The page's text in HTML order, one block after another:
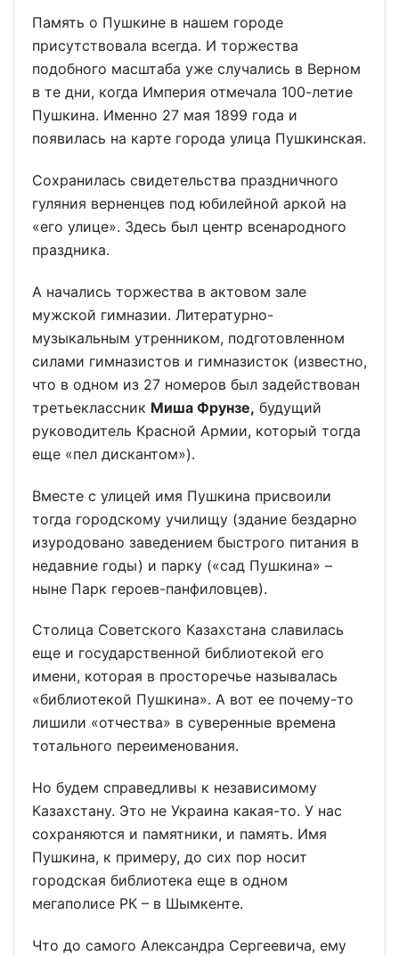
Память о Пушкине в нашем городе
присутствовала всегда. И торжества
подобного масштаба уже случались в Верном
в те дни, когда Империя отмечала 100-летие
Пушкина. Именно 27 мая 1899 года и
появилась на карте города улица Пушкинская.
Сохранилась свидетельства праздничного
гуляния верненцев под юбилейной аркой на
«его улице». Здесь был центр всенародного
праздника.
А начались торжества в актовом зале
мужской гимназии. Литературно-
музыкальным утренником, подготовленном
силами гимназистов и гимназисток (известно,
что в одном из 27 номеров был задействован
третьеклассник Миша Фрунзе, будущий
руководитель Красной Армии, который тогда
еще «пел дискантом»).
Вместе с улицей имя Пушкина присвоили
тогда городскому училищу (здание бездарно
изуродовано заведением быстрого питания в
недавние годы) и парку («сад Пушкина» –
ныне Парк героев-панфиловцев).
Столица Советского Казахстана славилась
еще и государственной библиотекой его
имени, которая в просторечье называлась
«библиотекой Пушкина». А вот ее почему-то
лишили «отчества» в суверенные времена
тотального переименования.
Но будем справедливы к независимому
Казахстану. Это не Украина какая-то. У нас
сохраняются и памятники, и память. Имя
Пушкина, к примеру, до сих пор носит
городская библиотека еще в одном
мегаполисе РК – в Шымкенте.
Что до самого Александра Сергеевича, ему